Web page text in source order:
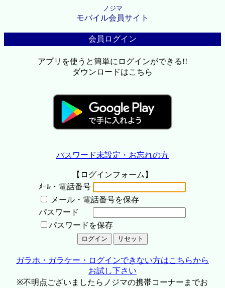
ノジマ
モバイル会員サイト
会員ログイン
アプリを使うと簡単にログインができる!!
ダウンロードはこちら
パスワード未設定・お忘れの方
【ログインフォーム】
ﾒｰﾙ・電話番号
メール・電話番号を保存
パスワード
パスワードを保存
ガラホ・ガラケー・ログインできない方はこちらから
お試し下さい
※不明点ございましたらノジマの携帯コーナーまでお